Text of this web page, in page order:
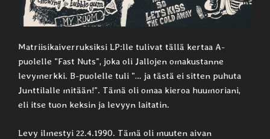
Matriisikaiverruksiksi LP:lle tulivat tällä kertaa A-
puolelle ”Fast Nuts”, joka oli Jallojen omakustanne
levymerkki. B-puolelle tuli ”… ja tästä ei sitten puhuta
Junttilalle mitään!”. Tämä oli omaa kieroa huumoriani,
eli itse tuon keksin ja levyyn laitatin.
Levy ilmestyi 22.4.1990. Tämä oli muuten aivan